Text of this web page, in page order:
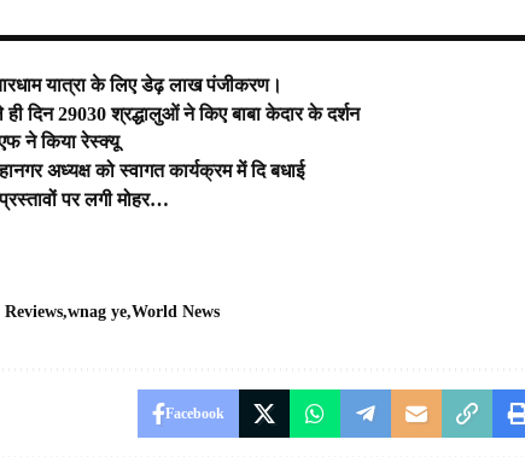
यात्रा के लिए डेढ़ लाख पंजीकरण।
दिन 29030 श्रद्धालुओं ने किए बाबा केदार के दर्शन
ने किया रेस्क्यू
अध्यक्ष को स्वागत कार्यक्रम में दि बधाई
पर लगी मोहर…
wnag ye World News
Facebook